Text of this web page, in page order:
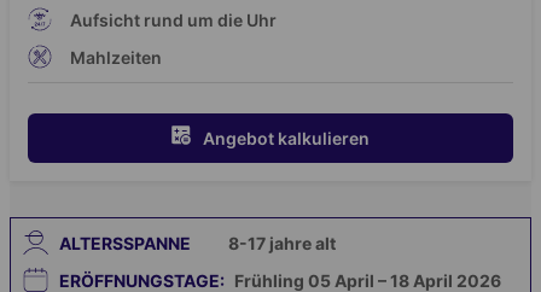
ALTERSSPANNE 8-17 jahre alt
ERÖFFNUNGSTAGE: Frühling 05 April – 18 April 2026
Aufsicht rund um die Uhr
Mahlzeiten
Angebot kalkulieren